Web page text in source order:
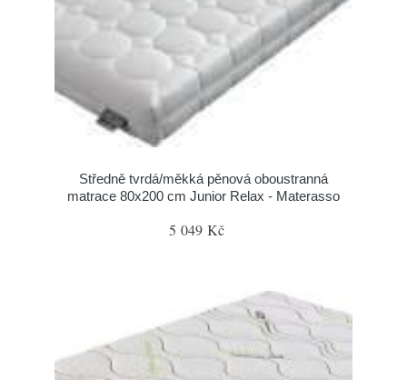
Středně tvrdá/měkká pěnová oboustranná
matrace 80x200 cm Junior Relax - Materasso
5 049 Kč